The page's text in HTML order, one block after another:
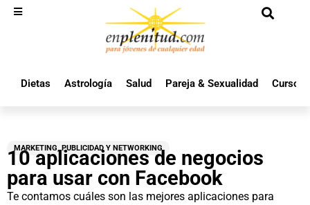
Dietas Astrología Salud Pareja & Sexualidad Cursos
MARKETING, PUBLICIDAD Y NETWORKING
10 aplicaciones de negocios
para usar con Facebook
Te contamos cuáles son las mejores aplicaciones para